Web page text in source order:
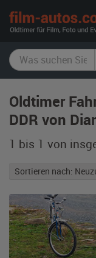
Oldtimer
DDR von
1 bis 1 von
Sortieren